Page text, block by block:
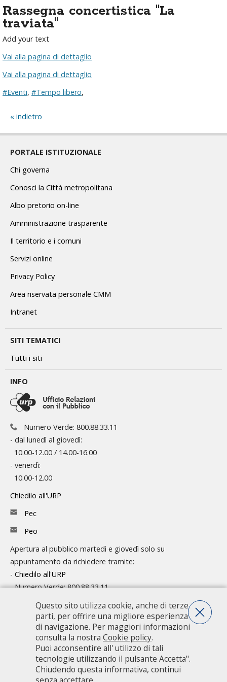
Rassegna concertistica "La
traviata"
Add your text
Vai alla pagina di dettaglio
Vai alla pagina di dettaglio
#Eventi, #Tempo libero,
indietro
PORTALE ISTITUZIONALE
Chi governa
Conosci la Città metropolitana
Albo pretorio on-line
Amministrazione trasparente
Il territorio e i comuni
Servizi online
Privacy Policy
Area riservata personale CMM
Intranet
SITI TEMATICI
Tutti i siti
INFO
Numero Verde: 800.88.33.11
- dal lunedì al giovedì:
10.00-12.00 / 14.00-16.00
- venerdì:
10.00-12.00
Chiedilo all'URP
Pec
Peo
Apertura al pubblico martedì e giovedì solo su
appuntamento da richiedere tramite:
- Chiedilo all'URP
- Numero Verde: 800.88.33.11
Consulta l'organigramma
Accedi agli atti
Guida pratica ai servizi e alla modulistica
Città metropolitana di Milano - Via Vivaio, 1 - 20122 Milano - centralino
Questo sito utilizza cookie, anche di terze
parti, per offrire una migliore esperienza
di navigazione. Per maggiori informazioni
consulta la nostra Cookie policy.
Puoi acconsentire all' utilizzo di tali
tecnologie utilizzando il pulsante Accetta".
Chiudendo questa informativa, continui